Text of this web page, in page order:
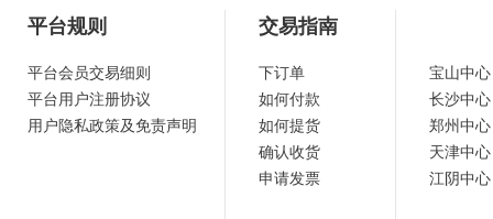
平台规则
平台会员交易细则
平台用户注册协议
用户隐私政策及免责声明
交易指南
下订单
如何付款
如何提货
确认收货
申请发票
宝山中心
长沙中心
郑州中心
天津中心
江阴中心